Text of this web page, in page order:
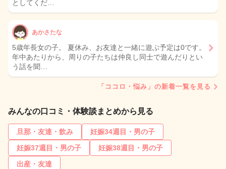
としてくだ…
あかさたな
5歳年長女の子。 夏休み、お友達と一緒に遊ぶ予定は0です。
年中あたりから、周りの子たちは仲良し同士で遊んだりとい
う話を聞…
「ココロ・悩み」の新着一覧を見る
みんなの口コミ・体験談まとめから見る
旦那・友達・飲み
妊娠34週目・男の子
妊娠37週目・男の子
妊娠38週目・男の子
出産・友達